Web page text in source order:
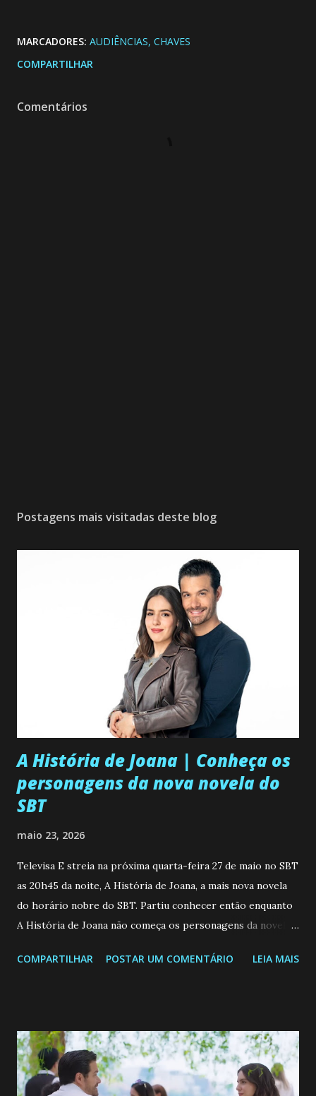
MARCADORES: AUDIÊNCIAS CHAVES
COMPARTILHAR
Comentários
Postagens mais visitadas deste blog
A História de Joana | Conheça os
personagens da nova novela do
SBT
maio 23, 2026
Televisa E streia na próxima quarta-feira 27 de maio no SBT
as 20h45 da noite, A História de Joana, a mais nova novela
do horário nobre do SBT. Partiu conhecer então enquanto
A História de Joana não começa os personagens da novela?
de 25/05/26 a 31/05/26 JOANA GUADALUPE (Camila
permanecer virgem até encontrar o homem que realmente
ama, o que não é fácil, já que dedica todas as suas energias a
se aprimorar, trabalhando, estudando e se orgulhando de
COMPARTILHAR POSTAR UM COMENTÁRIO LEIA MAIS